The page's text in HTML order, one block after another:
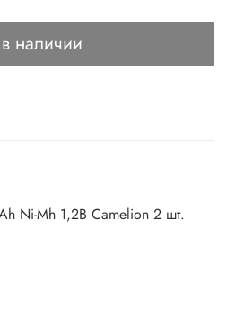
наличии
Ni-Mh 1,2В Camelion 2 шт.